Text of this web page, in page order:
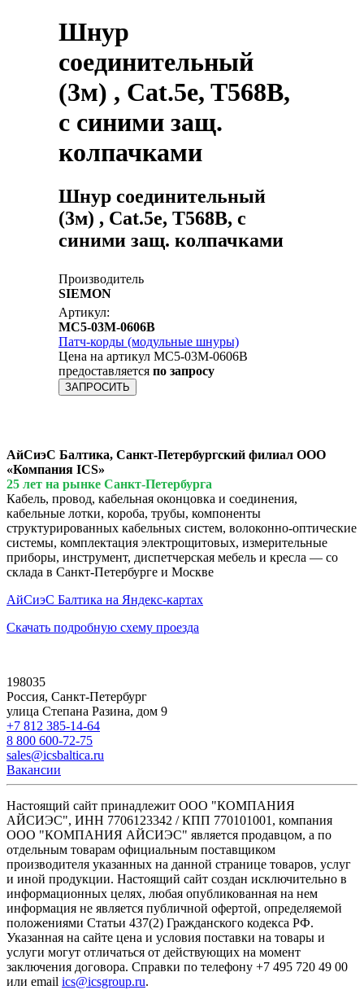
Шнур
соединительный
(3м) , Cat.5e, T568B,
с синими защ.
колпачками
Шнур соединительный
(3м) , Cat.5e, T568B, с
синими защ. колпачками
Производитель
SIEMON
Артикул:
MC5-03M-0606B
Патч-корды (модульные шнуры)
Цена на артикул MC5-03M-0606B
предоставляется по запросу
ЗАПРОСИТЬ
АйСиэС Балтика, Санкт-Петербургский филиал ООО
«Компания ICS»
25 лет на рынке Санкт-Петербурга
Кабель, провод, кабельная оконцовка и соединения,
кабельные лотки, короба, трубы, компоненты
структурированных кабельных систем, волоконно-оптические
системы, комплектация электрощитовых, измерительные
приборы, инструмент, диспетчерская мебель и кресла — со
склада в Санкт-Петербурге и Москве
АйСиэС Балтика на Яндекс-картах
Скачать подробную схему проезда
198035
Россия, Санкт-Петербург
улица Степана Разина, дом 9
+7 812 385-14-64
8 800 600-72-75
sales@icsbaltica.ru
Вакансии
Настоящий сайт принадлежит ООО "КОМПАНИЯ
АЙСИЭС", ИНН 7706123342 / КПП 770101001, компания
ООО "КОМПАНИЯ АЙСИЭС" является продавцом, а по
отдельным товарам официальным поставщиком
производителя указанных на данной странице товаров, услуг
и иной продукции. Настоящий сайт создан исключительно в
информационных целях, любая опубликованная на нем
информация не является публичной офертой, определяемой
положениями Статьи 437(2) Гражданского кодекса РФ.
Указанная на сайте цена и условия поставки на товары и
услуги могут отличаться от действующих на момент
заключения договора. Справки по телефону +7 495 720 49 00
или email ics@icsgroup.ru.